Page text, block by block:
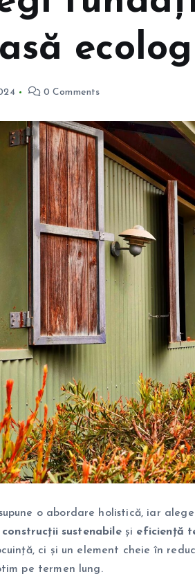
0 Comments
o abordare holistică, iar
construcții sustenabileși eficiență
ci și un element cheie în
pe termen lung.